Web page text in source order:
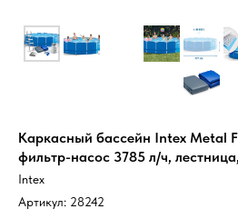
Каркасный бассейн Intex Metal
фильтр-насос 3785 л/ч,
Intex
Артикул: 28242